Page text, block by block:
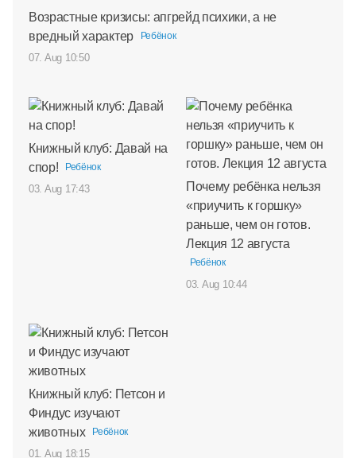
Возрастные кризисы: апгрейд психики, а не
вредный характер
Ребёнок
07. Aug 10:50
Книжный клуб: Давай на
спор!
Ребёнок
03. Aug 17:43
Почему ребёнка нельзя
«приучить к горшку»
раньше, чем он готов.
Лекция 12 августа
Ребёнок
03. Aug 10:44
Книжный клуб: Петсон и
Финдус изучают
животных
Ребёнок
01. Aug 18:15